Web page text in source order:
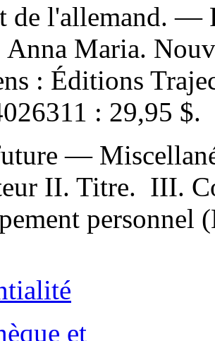
de l'allemand. —
Anna Maria.
: Éditions
: 29,95 $.
—
II. Titre. III.
personnel